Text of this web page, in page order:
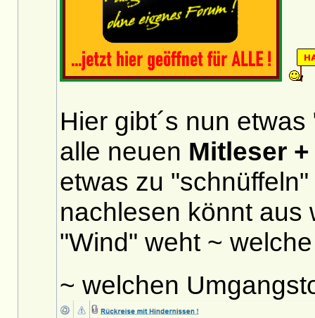
Hier gibt´s nun
alle neuen Mitleser
etwas zu
nachlesen könnt aus
"Wind" weht ~
~ welchen